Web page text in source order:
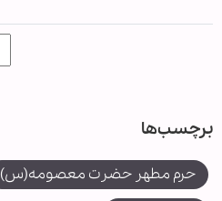
برچسب‌ها
حرم مطهر حضرت معصومه(س)